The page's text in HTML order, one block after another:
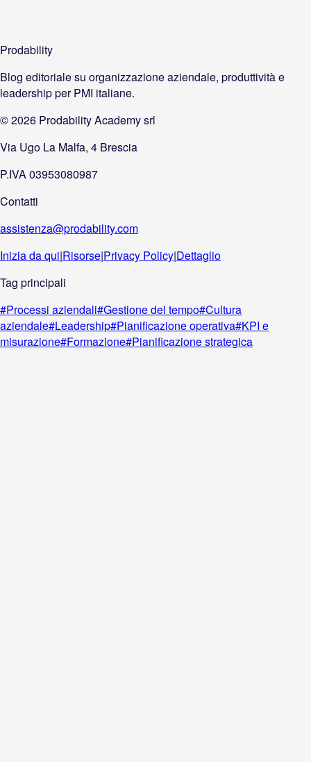
Prodability
Blog editoriale su organizzazione aziendale, produttività e
leadership per PMI italiane.
©2026 Prodability Academy srl
Via Ugo La Malfa, 4 Brescia
P.IVA 03953080987
Contatti
assistenza@prodability.com
Inizia da qui|Risorse|Privacy Policy|Dettaglio
Tag principali
#Processi aziendali#Gestione del tempo#Cultura
aziendale#Leadership#Pianificazione operativa#KPI e
misurazione#Formazione#Pianificazione strategica